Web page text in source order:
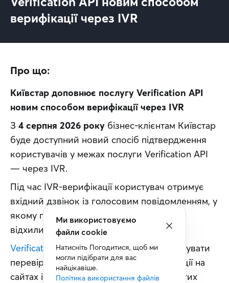
верифікації через IVR
Про що:
Київстар доповнює послугу Verification API
новим способом верифікації через IVR
З 4 серпня 2026 року бізнес-клієнтам Київстар
буде доступний новий спосіб підтвердження
користувачів у межах послуги Verification API
— через IVR.
Під час IVR-верифікації користувач отримує
вхідний дзвінок із голосовим повідомленням, у
якому пропонується підтвердити або
відхилити запит на верифікацію.
Verification API дозволяє бізнесу організувати
перевірку користувачів під час реєстрації на
сайтах і в застосунках, входу до особистих
Ми використовуємо
файли cookie
Натисніть Погодитися, щоб ми
могли підібрати для вас
найцікавіше.
Політика використання файлів